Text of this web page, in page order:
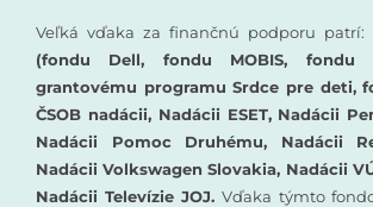
Veľká vďaka za finančnú podporu patrí:
(fondu Dell, fondu MOBIS, fondu
grantovému programu Srdce pre deti,
ČSOB nadácii, Nadácii ESET, Nadácii
Nadácii Pomoc Druhému, Nadácii
Nadácii Volkswagen Slovakia, Nadácii
Nadácii Televízie JOJ.Vďaka týmto